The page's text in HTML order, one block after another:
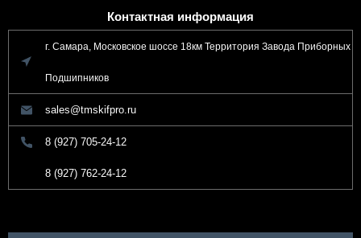
Контактная информация
г. Самара, Московское шоссе 18км Территория Завода Приборных
Подшипников
sales@tmskifpro.ru
8 (927) 705-24-12
8 (927) 762-24-12